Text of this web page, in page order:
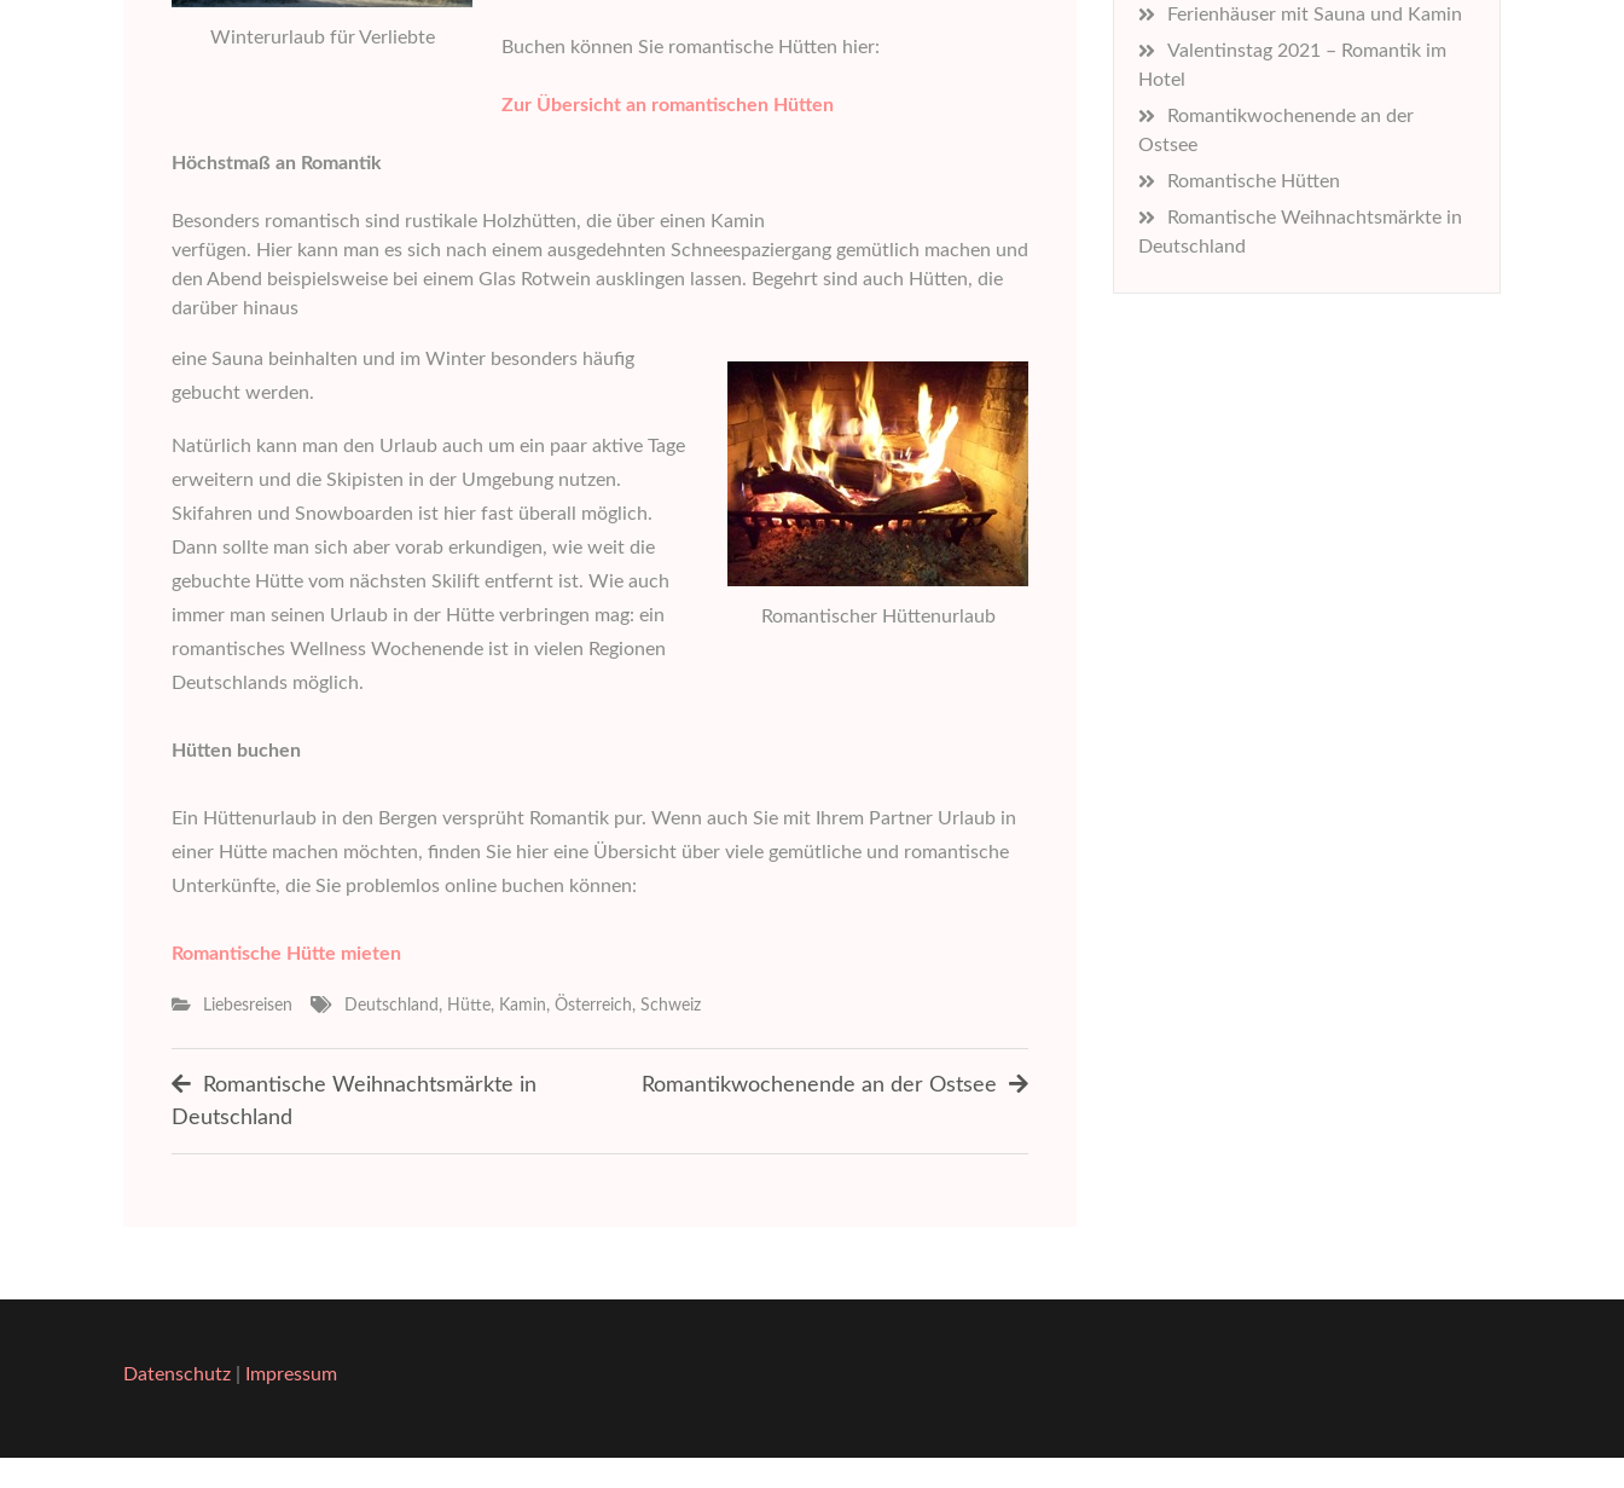
Winterurlaub für Verliebte
Buchen können Sie romantische Hütten hier:
Zur Übersicht an romantischen Hütten
Höchstmaß an Romantik
Besonders romantisch sind rustikale Holzhütten, die über einen Kamin
verfügen. Hier kann man es sich nach einem ausgedehnten Schneespaziergang gemütlich machen und
den Abend beispielsweise bei einem Glas Rotwein ausklingen lassen. Begehrt sind auch Hütten, die
darüber hinaus
Romantischer Hüttenurlaub
eine Sauna beinhalten und im Winter besonders häufig
gebucht werden.
Natürlich kann man den Urlaub auch um ein paar aktive Tage
erweitern und die Skipisten in der Umgebung nutzen.
Skifahren und Snowboarden ist hier fast überall möglich.
Dann sollte man sich aber vorab erkundigen, wie weit die
gebuchte Hütte vom nächsten Skilift entfernt ist. Wie auch
immer man seinen Urlaub in der Hütte verbringen mag: ein
romantisches Wellness Wochenende ist in vielen Regionen
Deutschlands möglich.
Hütten buchen
Ein Hüttenurlaub in den Bergen versprüht Romantik pur. Wenn auch Sie mit Ihrem Partner Urlaub in
einer Hütte machen möchten, finden Sie hier eine Übersicht über viele gemütliche und romantische
Unterkünfte, die Sie problemlos online buchen können:
Romantische Hütte mieten
Liebesreisen Deutschland , Hütte, Kamin, Österreich, Schweiz
Beitragsnavigation
Romantische Weihnachtsmärkte in
Deutschland
Romantikwochenende an der Ostsee
Ferienhäuser mit Sauna und Kamin
Valentinstag 2021 – Romantik im
Hotel
Romantikwochenende an der
Ostsee
Romantische Hütten
Romantische Weihnachtsmärkte in
Deutschland
Datenschutz Impressum